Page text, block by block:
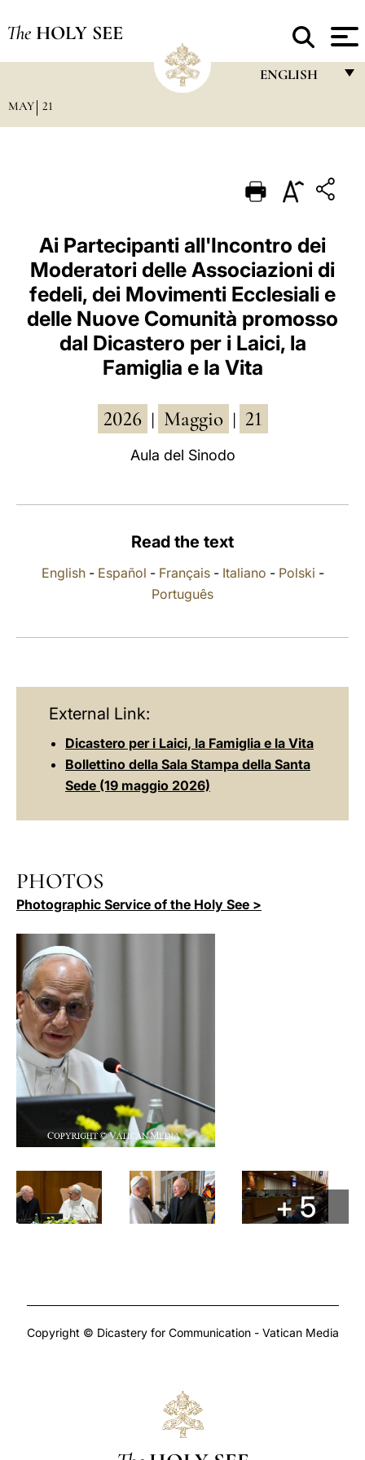
The HOLY SEE
ENGLISH
PORTUGUÊS
ESPAÑOL
DEUTSCH
POLSKI
العربيّة
中文
MAY 21
Ai Partecipanti all'Incontro dei
Moderatori delle Associazioni di
fedeli, dei Movimenti Ecclesiali e
delle Nuove Comunità promosso
dal Dicastero per i Laici, la
Famiglia e la Vita
2026 Maggio 21
Aula del Sinodo
Read the text
English- Español - Français- Italiano - Polski -
Português
External Link:
Dicastero per i Laici, la Famiglia e la Vita
Bollettino della Sala Stampa della Santa
Sede (19 maggio 2026)
PHOTOS
Photographic Service of the Holy See >
+ 5
Copyright © Dicastery for Communication - Vatican Media